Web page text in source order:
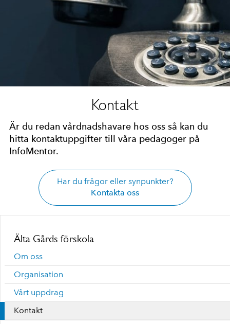
Kontakt
Är du redan vårdnadshavare hos oss så kan du
hitta kontaktuppgifter till våra pedagoger på
InfoMentor.
Har du frågor eller synpunkter?
Kontakta oss
Älta Gårds förskola
Om oss
Organisation
Vårt uppdrag
Kontakt